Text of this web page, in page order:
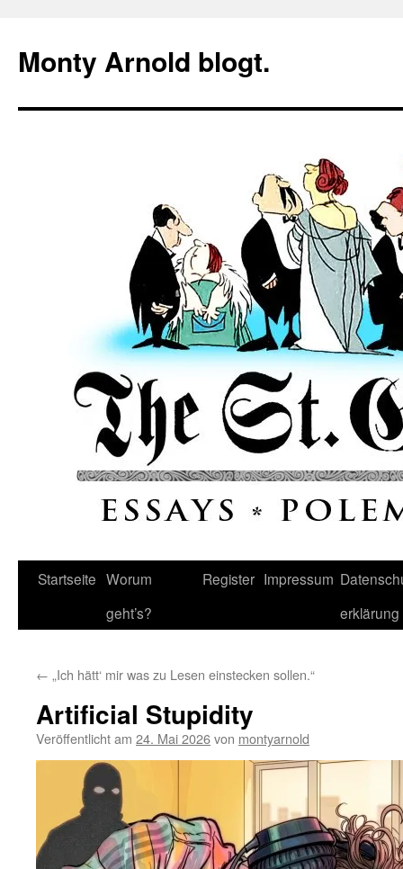
springen
Monty Arnold blogt.
Startseite Worum
geht’s?
Register Impressum
erklärung
← „Ich hätt‘ mir was zu Lesen einstecken sollen.“
Artificial Stupidity
Veröffentlicht am 24. Mai 2026von montyarnold